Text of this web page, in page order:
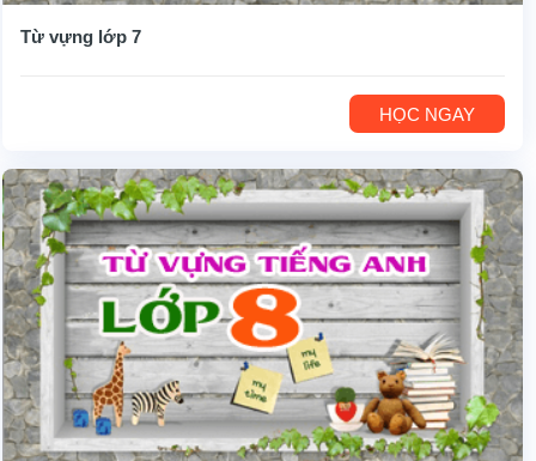
Từ vựng lớp 7
HỌC NGAY